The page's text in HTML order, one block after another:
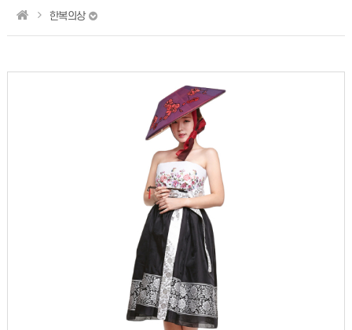
한복의상